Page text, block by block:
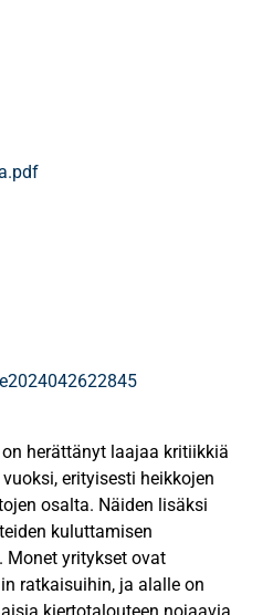
herättänyt laajaa kritiikkiä
erityisesti heikkojen
osalta. Näiden lisäksi
kuluttamisen
Monet yritykset ovat
ratkaisuihin, ja alalle on